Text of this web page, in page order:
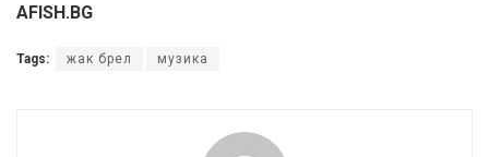
AFISH.BG
Tags: жак брел музика